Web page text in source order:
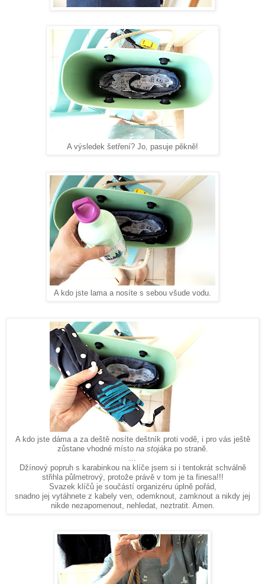
A výsledek šetření? Jo, pasuje pěkně!
A kdo jste lama a nosíte s sebou všude vodu.
A kdo jste dáma a za deště nosíte deštník proti vodě, i pro vás ještě
zůstane vhodné místona stojákapo straně.
Džínový popruh s karabinkou na klíče jsem si i tentokrát schválně
střihla půlmetrový, protože právě v tom je ta finesa!!!
Svazek klíčů je součástí organizéru úplně pořád,
snadno jej vytáhnete z kabely ven, odemknout, zamknout a nikdy jej
nikde nezapomenout, nehledat, neztratit. Amen.